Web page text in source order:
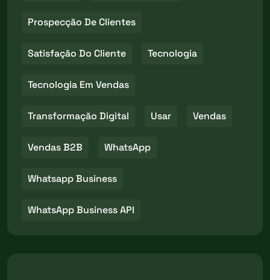
Prospecção De Clientes
Satisfação Do Cliente Tecnologia
Tecnologia Em Vendas
Transformação Digital Usar Vendas
Vendas B2B WhatsApp
Whatsapp Business
WhatsApp Business API